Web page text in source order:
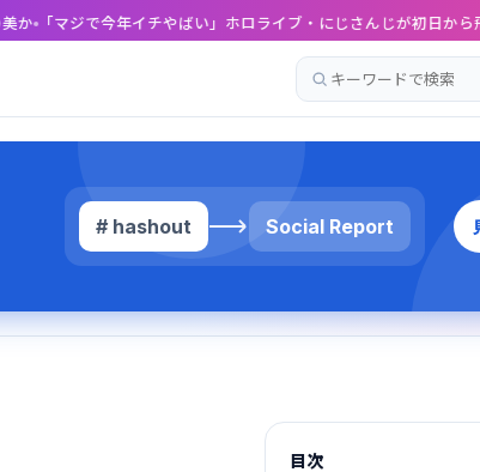
年イチやばい」ホロライブ・にじさんじが初日から飛びついた新
記
事
を
# hashout Social Report
目次